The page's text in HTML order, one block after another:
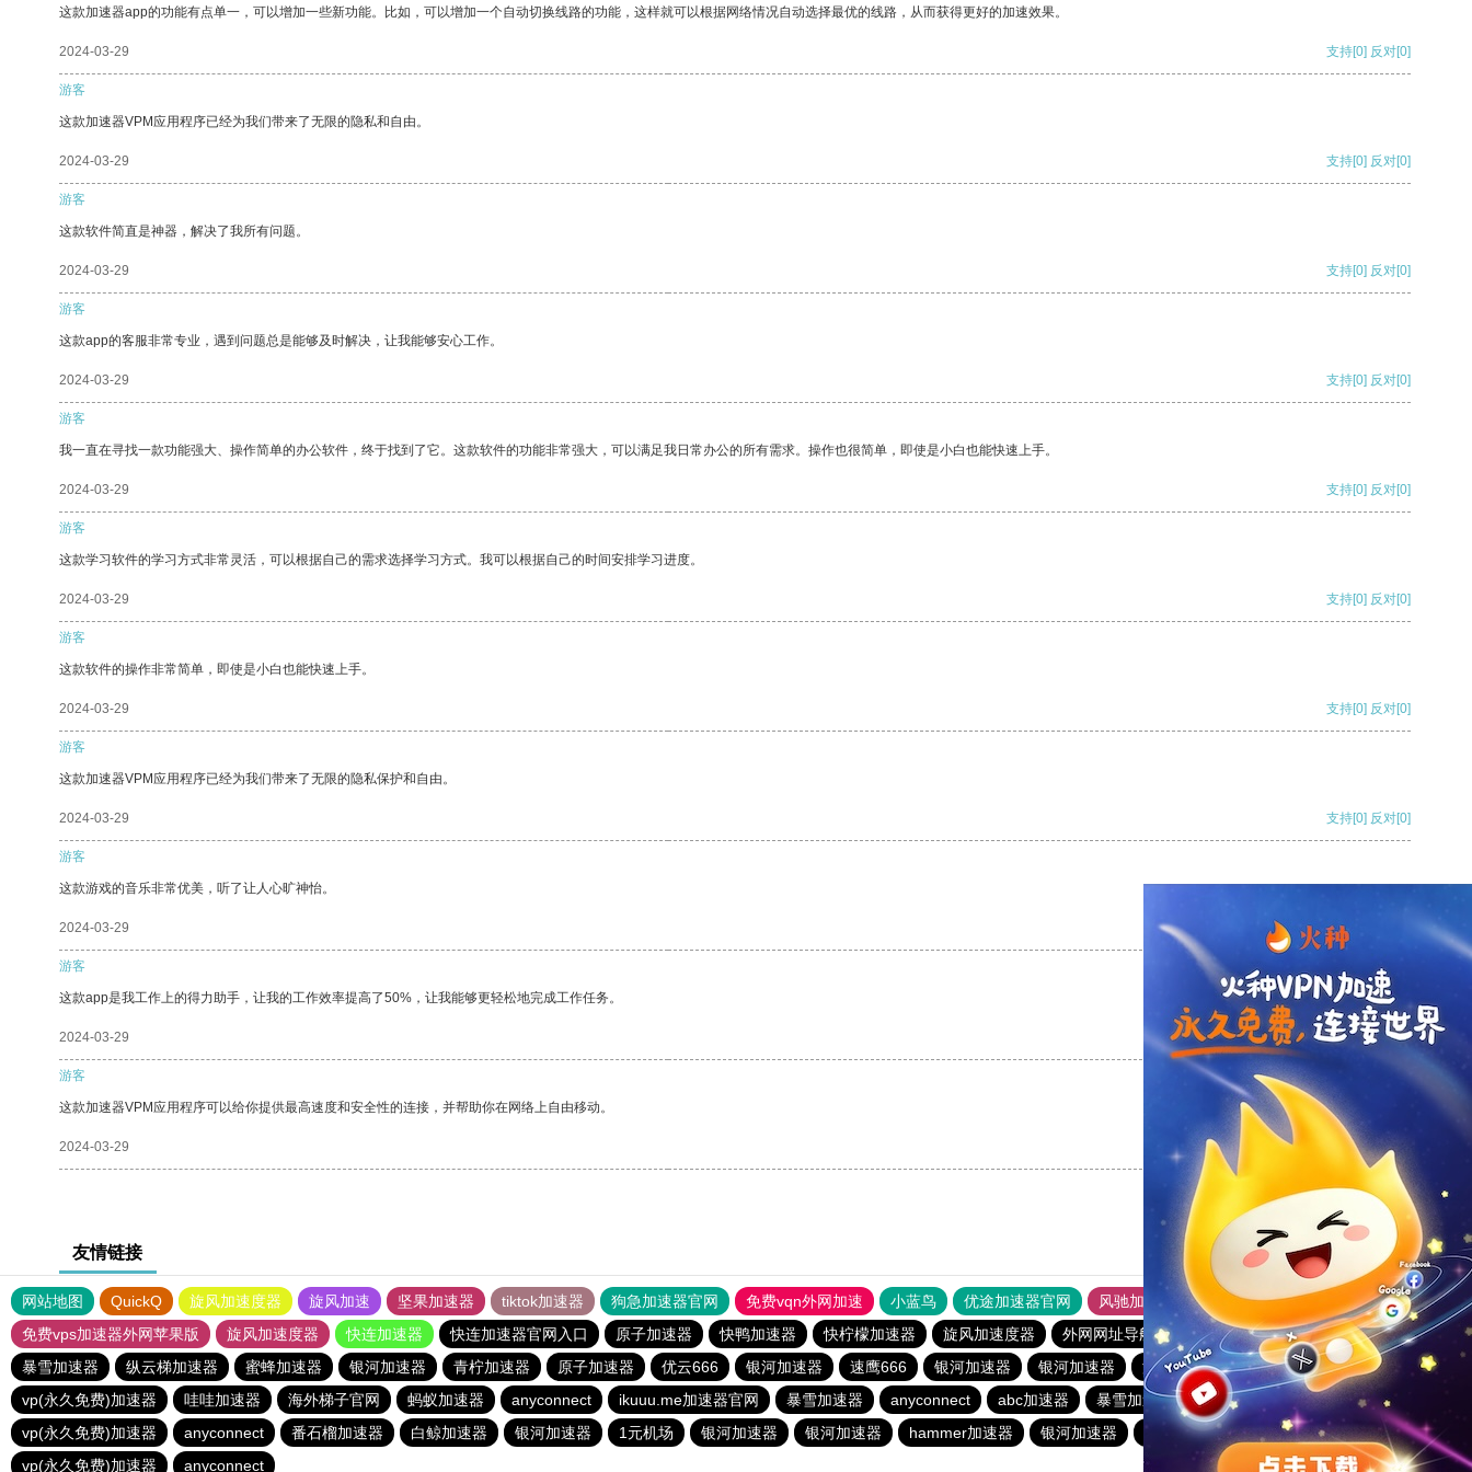
这款加速器app的功能有点单一，可以增加一些新功能。比如，可以增加一个自动切换线路的功能，这样就可以根据网络情况自动选择最优的线路，从而获得更好的加速效果。
2024-03-29 支持[0] 反对[0]
游客
这款加速器VPM应用程序已经为我们带来了无限的隐私和自由。
2024-03-29 支持[0] 反对[0]
游客
这款软件简直是神器，解决了我所有问题。
2024-03-29 支持[0] 反对[0]
游客
这款app的客服非常专业，遇到问题总是能够及时解决，让我能够安心工作。
2024-03-29 支持[0] 反对[0]
游客
我一直在寻找一款功能强大、操作简单的办公软件，终于找到了它。这款软件的功能非常强大，可以满足我日常办公的所有需求。操作也很简单，即使是小白也能快速上手。
2024-03-29 支持[0] 反对[0]
游客
这款学习软件的学习方式非常灵活，可以根据自己的需求选择学习方式。我可以根据自己的时间安排学习进度。
2024-03-29 支持[0] 反对[0]
游客
这款软件的操作非常简单，即使是小白也能快速上手。
2024-03-29 支持[0] 反对[0]
游客
这款加速器VPM应用程序已经为我们带来了无限的隐私保护和自由。
2024-03-29 支持[0] 反对[0]
游客
这款游戏的音乐非常优美，听了让人心旷神怡。
2024-03-29 支持
游客
这款app是我工作上的得力助手，让我的工作效率提高了50%，让我能够更轻松地完成工作任务。
2024-03-29 支持[0] 反对[0]
游客
这款加速器VPM应用程序可以给你提供最高速度和安全性的连接，并帮助你在网络上自由移动。
2024-03-29 支持[0] 反对[0]
友情链接
网站地图 QuickQ 旋风加速度器 旋风加速 坚果加速器 tiktok加速器 狗急加速器官网 免费vqn外网加速 小蓝鸟 优途加速器官网 风驰加速器
旋风加速器
免费vps加速器外网苹果版
旋风加速度器 快连加速器 快连加速器官网入口 原子加速器 快鸭加速器 快柠檬加速器 旋风加速度器 外网网址导航 软件中心
银河加速器
暴雪加速器
纵云梯加速器 蜜蜂加速器 银河加速器 青柠加速器 原子加速器 优云666 银河加速器 速鹰666 银河加速器 银河加速器 海鸥加速器
1元机场
vp(永久免费)加速器
哇哇加速器 海外梯子官网 蚂蚁加速器 anyconnect ikuuu.me加速器官网 暴雪加速器 anyconnect abc加速器 暴雪加速器 荔枝加速器
暴雪加速器
vp(永久免费)加速器
anyconnect 番石榴加速器 白鲸加速器 银河加速器 1元机场 银河加速器 银河加速器 hammer加速器 银河加速器 青柠加速器 银河加速器
橘子加速器
vp(永久免费)加速器
anyconnect